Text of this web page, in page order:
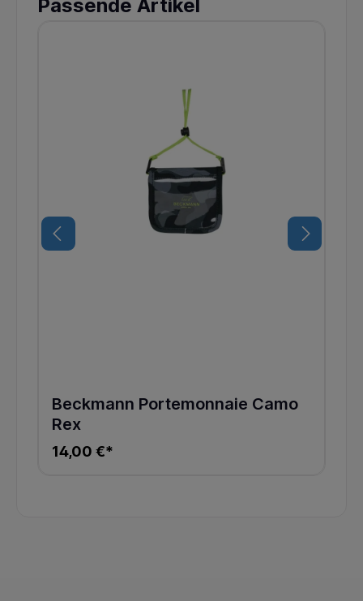
Passende Artikel
Beckmann Portemonnaie Camo
Rex
14,00 €*